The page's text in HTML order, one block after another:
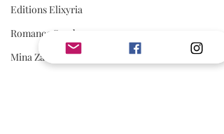
Editions Elixyria
Romance Sombre
Mina Zadig